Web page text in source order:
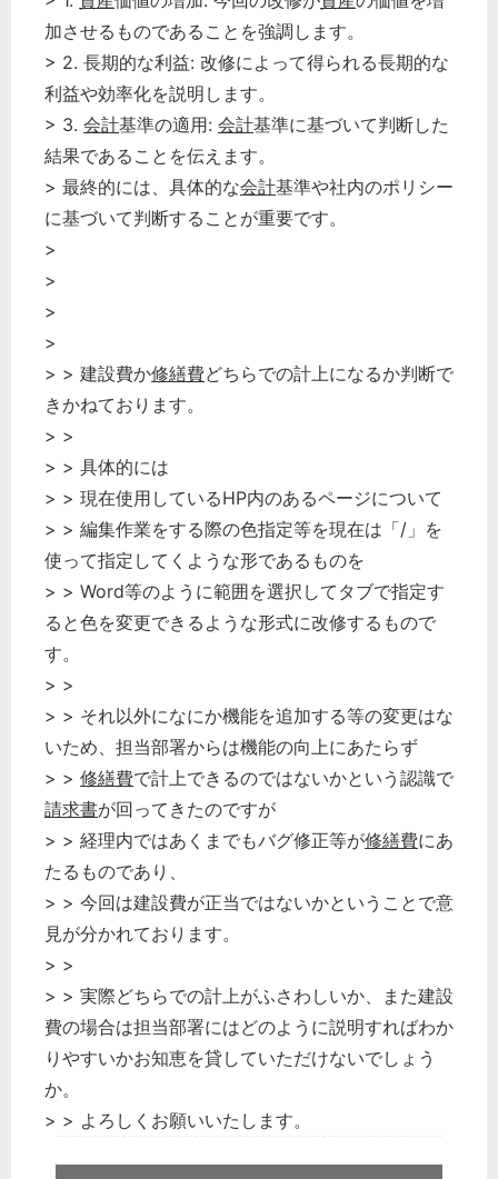
加させるものであることを強調します。
> 2. 長期的な利益: 改修によって得られる長期的な
利益や効率化を説明します。
> 3. 会計基準の適用: 会計基準に基づいて判断した
結果であることを伝えます。
> 最終的には、具体的な会計基準や社内のポリシー
に基づいて判断することが重要です。
>
>
>
>
> > 建設費か修繕費どちらでの計上になるか判断で
きかねております。
> >
> > 具体的には
> > 現在使用しているHP内のあるページについて
> > 編集作業をする際の色指定等を現在は「/」を
使って指定してくような形であるものを
> > Word等のように範囲を選択してタブで指定す
ると色を変更できるような形式に改修するもので
す。
> >
> > それ以外になにか機能を追加する等の変更はな
いため、担当部署からは機能の向上にあたらず
> > 修繕費で計上できるのではないかという認識で
請求書が回ってきたのですが
> > 経理内ではあくまでもバグ修正等が修繕費にあ
たるものであり、
> > 今回は建設費が正当ではないかということで意
見が分かれております。
> >
> > 実際どちらでの計上がふさわしいか、また建設
費の場合は担当部署にはどのように説明すればわか
りやすいかお知恵を貸していただけないでしょう
か。
> > よろしくお願いいたします。
税務経理
企業法務
総務の給湯室
秘書のノウハウ
次へ